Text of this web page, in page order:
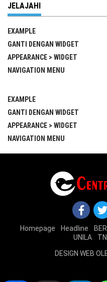
JELAJAHI
EXAMPLE
GANTI DENGAN WIDGET
APPEARANCE > WIDGET
NAVIGATION MENU
EXAMPLE
GANTI DENGAN WIDGET
APPEARANCE > WIDGET
NAVIGATION MENU
Homepage Headline
UNILA
DESIGN WEB